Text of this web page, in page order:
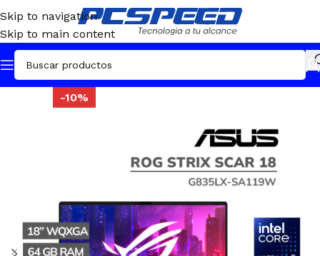
Skip to navigation
Skip to main content
-10%